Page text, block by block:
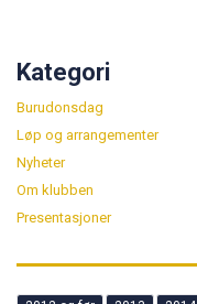
Kategori
Burudonsdag
Løp og arrangementer
Nyheter
Om klubben
Presentasjoner